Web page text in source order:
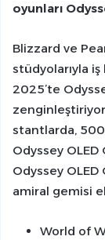
oyunları
Blizzard ve
stüdyolarıyla
2025’te
stantlarda, 500
Odyssey
Odyssey
amiral gemisi
World of